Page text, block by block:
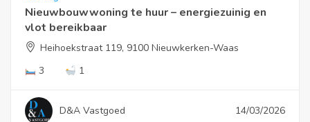
Nieuwbouwwoning te huur – energiezuinig en
vlot bereikbaar
Heihoekstraat 119, 9100 Nieuwkerken-Waas
3
1
D&A Vastgoed 14/03/2026